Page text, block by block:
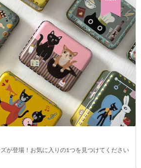
が登場！お気に入りの1つを見つけてください